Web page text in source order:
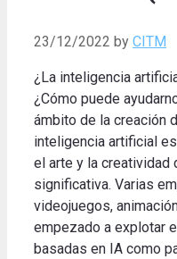
23/12/2022 by CITM
¿La inteligencia
¿Cómo puede
ámbito de la creación
inteligencia artificial
el arte y la creatividad
significativa. Varias
videojuegos,
empezado a explotar
basadas en IA como